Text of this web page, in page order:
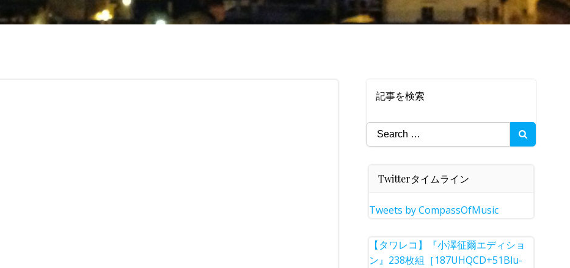
記事を検索
Search
for:
Twitterタイムライン
Tweets by CompassOfMusic
【タワレコ】『小澤征爾エディショ
ン』238枚組［187UHQCD+51Blu-